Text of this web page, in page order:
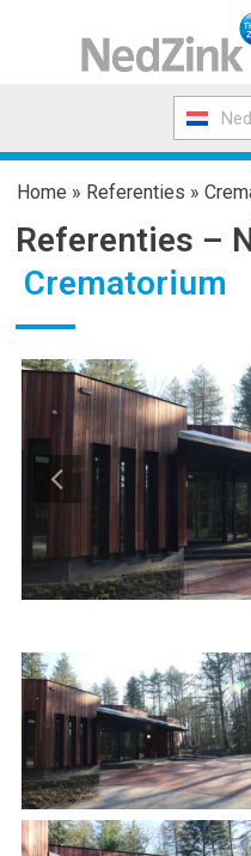
Home » Referenties »
Referenties –
Crematorium